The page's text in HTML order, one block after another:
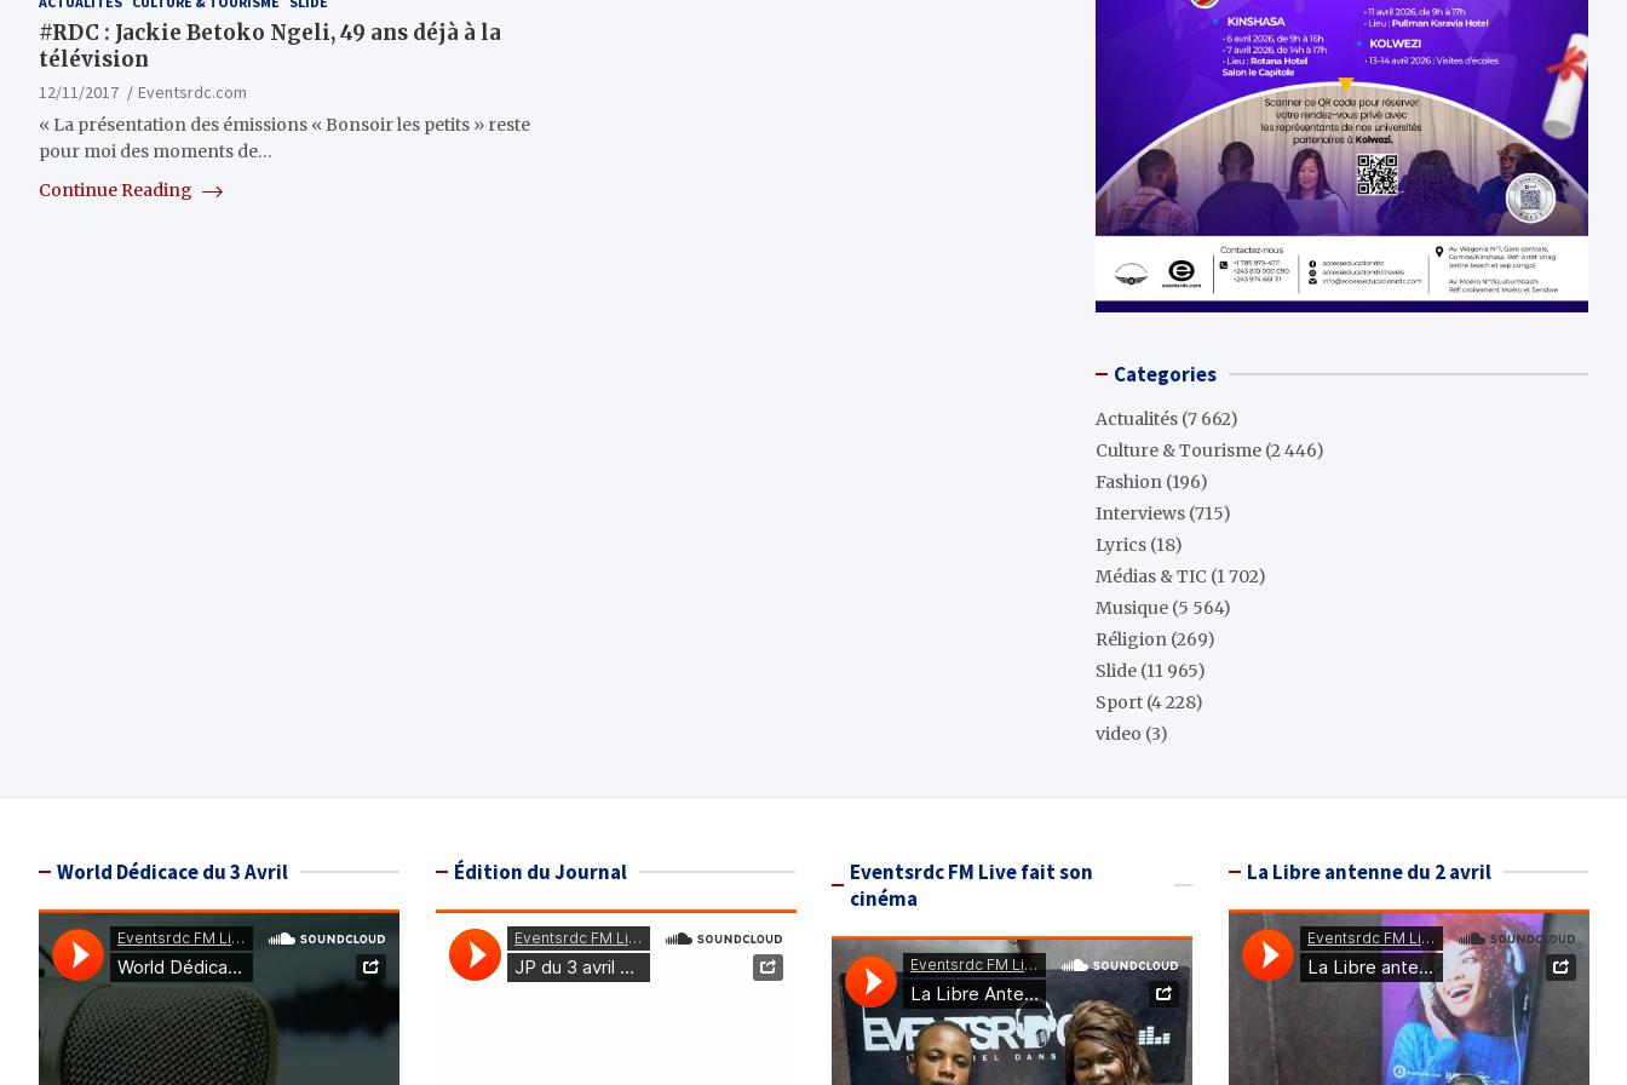
#RDC : Jackie Betoko Ngeli, 49 ans déjà à la
télévision
12/11/2017
Eventsrdc.com
« La présentation des émissions « Bonsoir les petits » reste
pour moi des moments de…
Continue Reading
Categories
Actualités (7 662)
Culture & Tourisme (2 446)
Fashion (196)
Interviews (715)
Lyrics (18)
Médias & TIC (1 702)
Musique (5 564)
Réligion (269)
Slide (11 965)
Sport (4 228)
video (3)
World Dédicace du 3 Avril Édition du Journal
Eventsrdc FM Live fait son
cinéma
La Libre antenne du 2 avril